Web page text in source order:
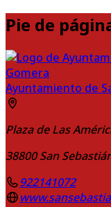
Pie de
Ayuntamiento de
Plaza de Las
38800 San
922141072